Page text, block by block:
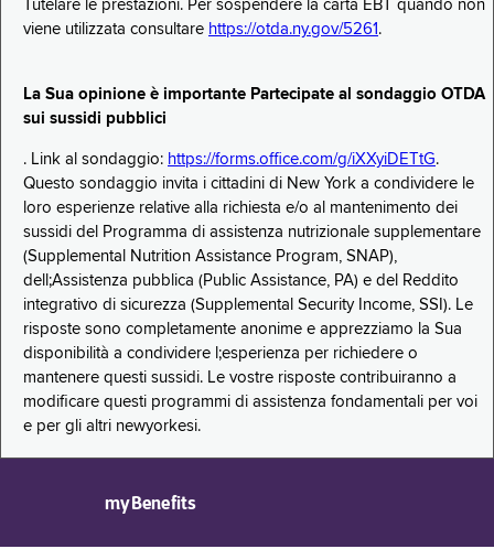
Tutelare le prestazioni. Per sospendere la carta EBT quando non
viene utilizzata consultare https://otda.ny.gov/5261 .
La Sua opinione è importante Partecipate al sondaggio OTDA
sui sussidi pubblici
. Link al sondaggio: https://forms.office.com/g/iXXyiDETtG.
Questo sondaggio invita i cittadini di New York a condividere le
loro esperienze relative alla richiesta e/o al mantenimento dei
sussidi del Programma di assistenza nutrizionale supplementare
(Supplemental Nutrition Assistance Program, SNAP),
dell;Assistenza pubblica (Public Assistance, PA) e del Reddito
integrativo di sicurezza (Supplemental Security Income, SSI). Le
risposte sono completamente anonime e apprezziamo la Sua
disponibilità a condividere l;esperienza per richiedere o
mantenere questi sussidi. Le vostre risposte contribuiranno a
modificare questi programmi di assistenza fondamentali per voi
e per gli altri newyorkesi.
myBenefits